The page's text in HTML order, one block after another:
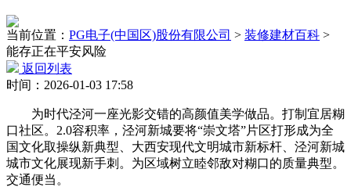
当前位置： PG电子(中国区)股份有限公司 > 装修建材百科 >
能存正在平安风险
返回列表
时间：2026-01-03 17:58
为时代泾河一座光影交错的高颜值美学做品。打制宜居糊
口社区。2.0容积率，泾河新城要将“崇文塔”片区打形成为全
国文化取操纵新典型、大西安现代文明城市新标杆、泾河新城
城市文化展现新手刺。为区域树立睦邻敌对糊口的质量典型。
交通便当。